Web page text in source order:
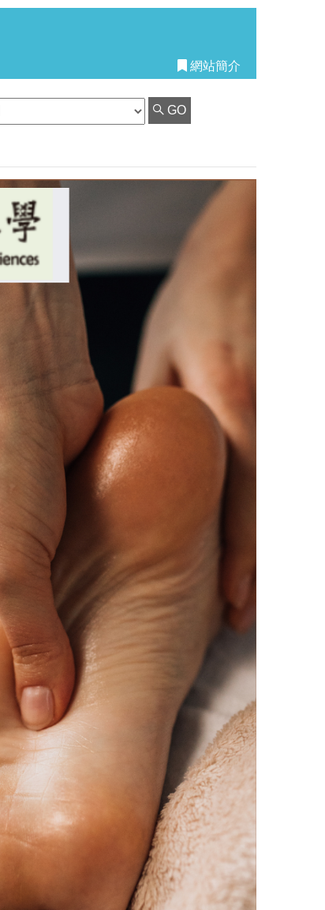
網站簡介
GO